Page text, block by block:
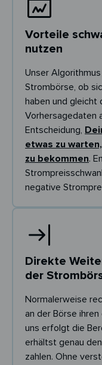
Vorteile
nutzen
Unser
Strombörse, ob
haben und gleicht
Vorhersagedaten
Entscheidung,
etwas zu
zu bekommen.
negative
Direkte
der
Normalerweise
an der Börse
uns erfolgt die
erhältst genau
zahlen. Ohne